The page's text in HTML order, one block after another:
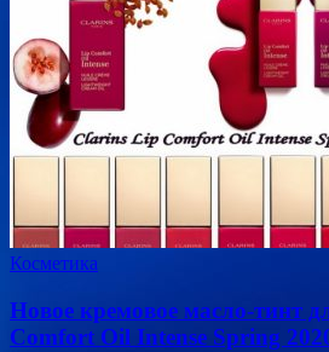
Косметика
Новое кремовое масло-тинт
Сomfort Oil Intense Spring